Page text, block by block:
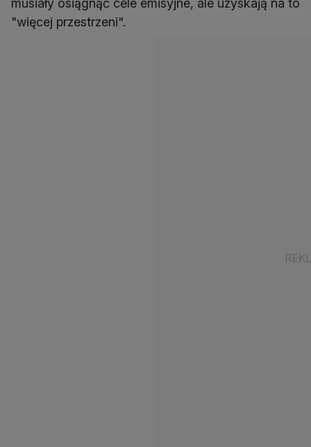
musiały osiągnąć cele emisyjne, ale uzyskają na to
"więcej przestrzeni".